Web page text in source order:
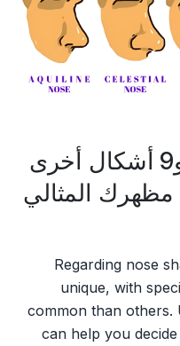
الأنف الروماني و9 أشكال أخرى
مظهرك المثالي
Regarding nose
unique, with
common than others.
can help you